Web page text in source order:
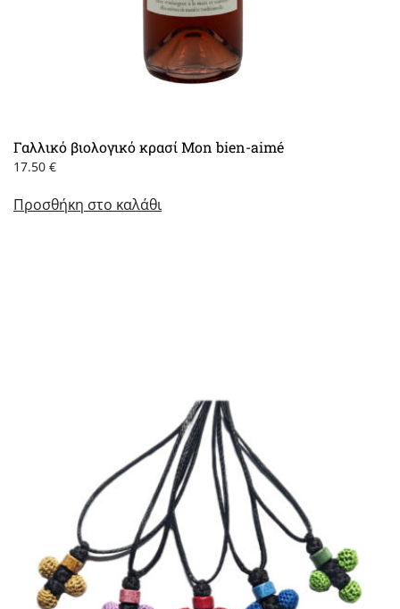
Γαλλικό βιολογικό κρασί Mon bien-aimé
17.50 €
Προσθήκη στο καλάθι